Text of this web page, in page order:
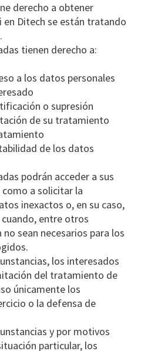
derecho a obtener
Ditech se están tratando
tienen derecho a:
a los datos personales
o supresión
de su tratamiento
de los datos
podrán acceder a sus
a solicitar la
inexactos o, en su caso,
entre otros
sean necesarios para los
los interesados
del tratamiento de
únicamente los
o la defensa de
y por motivos
particular, los